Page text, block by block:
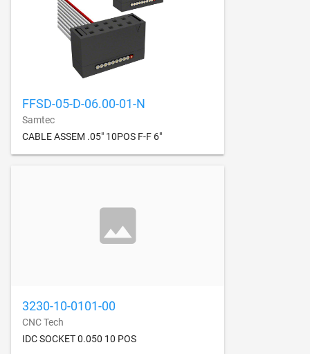
FFSD-05-D-06.00-01-N
Samtec
CABLE ASSEM .05" 10POS F-F 6"
3230-10-0101-00
CNC Tech
IDC SOCKET 0.050 10 POS